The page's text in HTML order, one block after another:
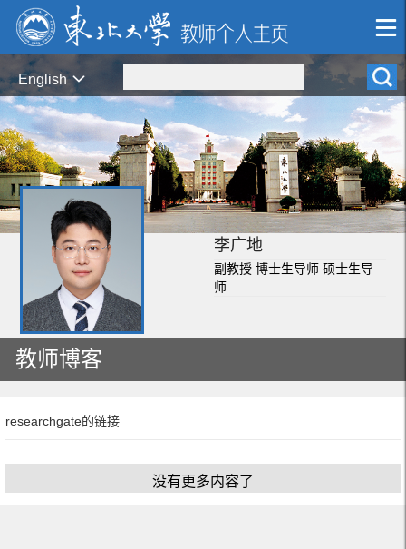
English
李广地
副教授 博士生导师 硕士生导
师
教师博客
researchgate的链接
没有更多内容了